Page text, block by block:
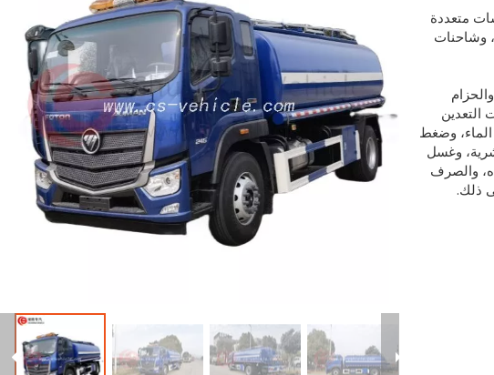
متعددة
وشاحنات
التعدين
وضغط
وغسل
والصرف
ذلك.